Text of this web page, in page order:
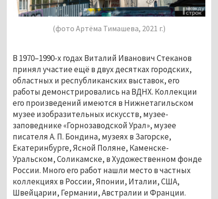
(фото Артёма Тимашева, 2021 г.)
В 1970–1990-х годах Виталий Иванович Стеканов
принял участие ещё в двух десятках городских,
областных и республиканских выставок, его
работы демонстрировались на ВДНХ. Коллекции
его произведений имеются в Нижнетагильском
музее изобразительных искусств, музее-
заповеднике «Горнозаводской Урал», музее
писателя А. П. Бондина, музеях в Загорске,
Екатеринбурге, Ясной Поляне, Каменске-
Уральском, Соликамске, в Художественном фонде
России. Много его работ нашли место в частных
коллекциях в России, Японии, Италии, США,
Швейцарии, Германии, Австралии и Франции.